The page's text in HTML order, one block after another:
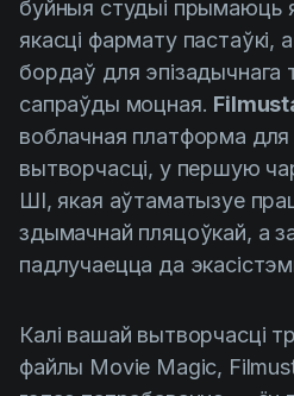
буйныя студыі прымаюць
якасці фармату пастаўкі,
бордаў для эпізадычнага
сапраўды моцная.
воблачная платформа для
вытворчасці, у першую
ШІ, якая аўтаматызуе
здымачнай пляцоўкай, а
падлучаецца да
Калі вашай вытворчасці
файлы Movie Magic,